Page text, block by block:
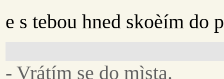
e s tebou hned skoèím do
- Vrátím se do mìsta.